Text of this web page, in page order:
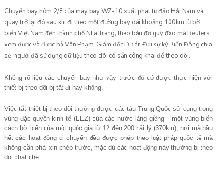
Chuyến bay hôm 2/8 của máy bay WZ-10 xuất phát từ đảo Hải Nam và
quay trở lại đó sau khi đi theo một đường bay dài khoảng 100km từ bờ
biển Việt Nam đến thành phố Nha Trang, theo bản đồ quỹ đạo mà Reuters
xem được và được bà Vân Phạm, Giám đốc Dự án Đại sự ký Biển Đông chia
sẻ, người đã sử dụng dữ liệu theo dõi có sẵn công khai để theo dõi.
Không rõ liệu các chuyến bay như vậy trước đó có được thực hiện với
thiết bị theo dõi bị tắt đi hay không.
Việc tắt thiết bị theo dõi thường được các tàu Trung Quốc sử dụng trong
vùng đặc quyền kinh tế (EEZ) của các nước láng giềng – một vùng biển
cách bờ biển của một quốc gia từ 12 đến 200 hải lý (370km), nơi mà hầu
hết các hoạt động di chuyển đều được phép theo luật pháp quốc tế mà
không cần phải xin phép trước, mặc dù các hoạt động này thường bị theo
dõi chặt chẽ.